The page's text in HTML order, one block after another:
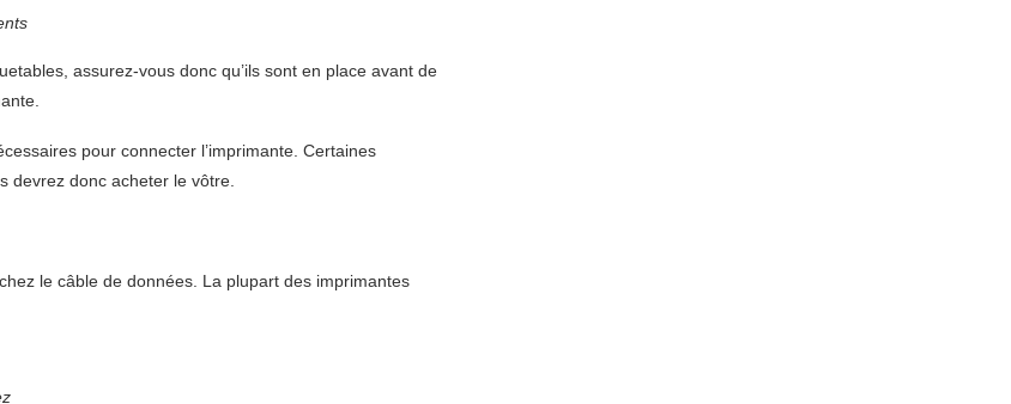
assurez-vous donc qu’ils sont en place avant de
pour connecter l’imprimante. Certaines
devrez donc acheter le vôtre.
le câble de données. La plupart des imprimantes